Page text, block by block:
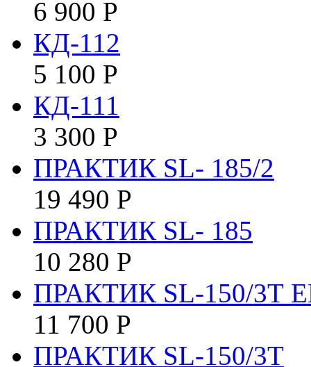
6 900 Р
КД-112
5 100 Р
КД-111
3 300 Р
ПРАКТИК SL- 185/2
19 490 Р
ПРАКТИК SL- 185
10 280 Р
ПРАКТИК SL-150/3Т
11 700 Р
ПРАКТИК SL-150/3Т